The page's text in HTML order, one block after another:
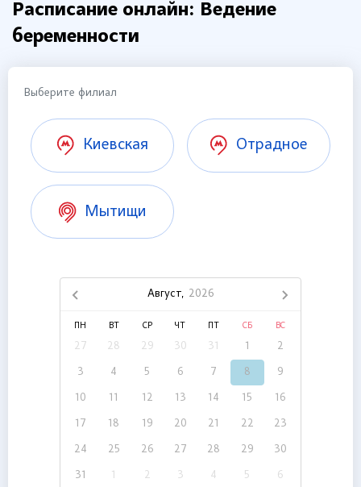
Расписание онлайн: Ведение
беременности
Выберите филиал
Киевская Отрадное
Мытищи
Август, 2026
ПН ВТ СР ЧТ СБ ВС
27 28 29 30 31 1 2
3 4 5 6 7 8 9
10 11 12 13 14 15 16
17 18 19 20 21 22 23
24 25 26 27 28 29 30
31 1 2 3 4 5 6